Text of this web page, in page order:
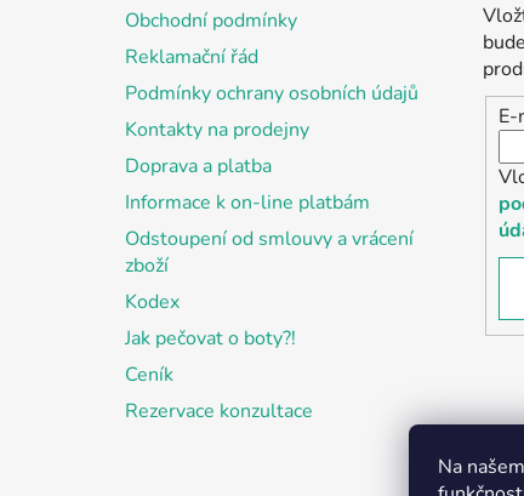
Na
Obchodní podmínky
Reklamační řád
Podmínky ochrany osobních údajů
Kontakty na prodejny
Doprava a platba
Informace k on-line platbám
Odstoupení od smlouvy a vrácení
zboží
Kodex
Jak pečovat o boty?!
Ceník
Rezervace konzultace
E-